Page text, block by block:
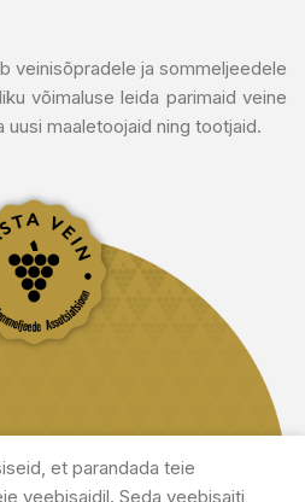
veinisõpradele ja sommeljeedele
võimaluse leida parimaid veine
uusi maaletoojaid ning tootjaid.
- 2026. All rights
et parandada teie
veebisaidil. Seda veebisaiti